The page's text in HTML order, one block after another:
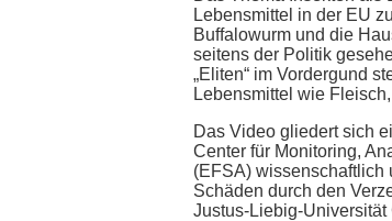
Lebensmittel in der EU
Buffalowurm und die
seitens der Politik
„Eliten“ im Vordergund
Lebensmittel wie
Das Video gliedert sich
Center für Monitoring,
(EFSA) wissenschaftlich
Schäden durch den
Justus-Liebig-Universität